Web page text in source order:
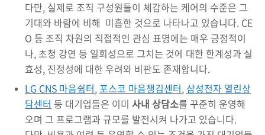
다만, 실제로 조직 구성원들이 체감하는 케어의 수준은 그
기대와 바람에 비해 미흡한 것으로 나타나고 있습니다. CE
O 등 조직 차원의 직접적인 관심 표명에는 매우 긍정적이
나, 초청 강연 등 일회성으로 그치는 것에 대한 한계성과 실
효성, 진정성에 대한 우려와 비판도 존재합니다.
LG CNS 마음쉼터,포스코 마음챙김센터, 삼성전자 열린상
담센터 등 대기업들은 이미 사내 상담소를 꾸준히 운영해
오며 그 프로그램과 규모를 발전시켜 나가고 있습니다.